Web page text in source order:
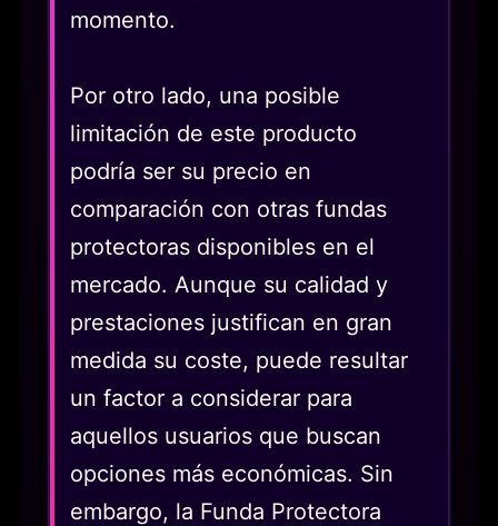
momento.
Por otro lado, una posible
limitación de este producto
podría ser su precio en
comparación con otras fundas
protectoras disponibles en el
mercado. Aunque su calidad y
prestaciones justifican en gran
medida su coste, puede resultar
un factor a considerar para
aquellos usuarios que buscan
opciones más económicas. Sin
embargo, la Funda Protectora